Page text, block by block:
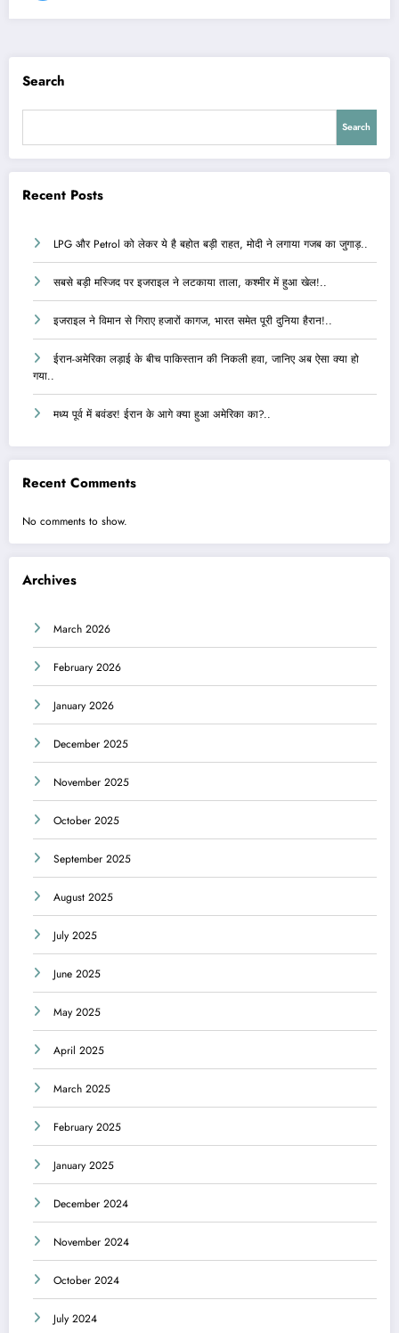
Search
Search
Recent Posts
LPG और Petrol को लेकर ये है बहोत बड़ी राहत, मोदी ने लगाया गजब का जुगाड़..
सबसे बड़ी मस्जिद पर इजराइल ने लटकाया ताला, कश्मीर में हुआ खेल!..
इजराइल ने विमान से गिराए हजारों कागज, भारत समेत पूरी दुनिया हैरान!..
ईरान-अमेरिका लड़ाई के बीच पाकिस्तान की निकली हवा, जानिए अब ऐसा क्या हो
गया..
मध्य पूर्व में बवंडर! ईरान के आगे क्या हुआ अमेरिका का?..
Recent Comments
No comments to show.
Archives
March 2026
February 2026
January 2026
December 2025
November 2025
October 2025
September 2025
August 2025
July 2025
June 2025
May 2025
April 2025
March 2025
February 2025
January 2025
December 2024
November 2024
October 2024
July 2024